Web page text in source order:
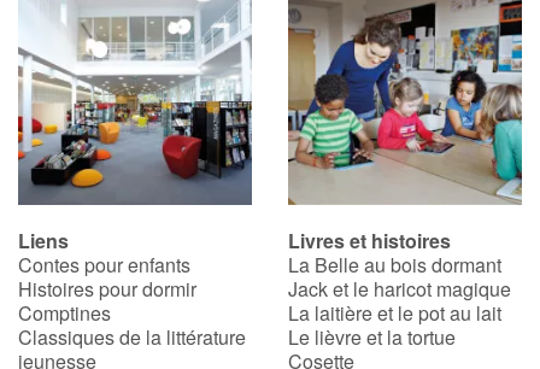
Liens
Contes pour enfants
Histoires pour dormir
Comptines
Classiques de la littérature
jeunesse
Livres et histoires
La Belle au bois dormant
Jack et le haricot magique
La laitière et le pot au lait
Le lièvre et la tortue
Cosette